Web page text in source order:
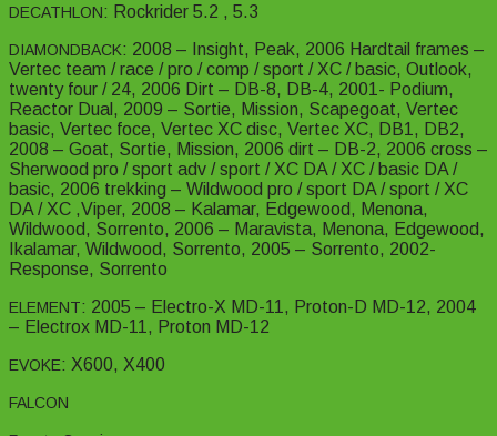
DECATHLON: Rockrider 5.2 , 5.3
DIAMONDBACK: 2008 – Insight, Peak, 2006 Hardtail frames –
Vertec team / race / pro / comp / sport / XC / basic, Outlook,
twenty four / 24, 2006 Dirt – DB-8, DB-4, 2001- Podium,
Reactor Dual, 2009 – Sortie, Mission, Scapegoat, Vertec
basic, Vertec foce, Vertec XC disc, Vertec XC, DB1, DB2,
2008 – Goat, Sortie, Mission, 2006 dirt – DB-2, 2006 cross –
Sherwood pro / sport adv / sport / XC DA / XC / basic DA /
basic, 2006 trekking – Wildwood pro / sport DA / sport / XC
DA / XC ,Viper, 2008 – Kalamar, Edgewood, Menona,
Wildwood, Sorrento, 2006 – Maravista, Menona, Edgewood,
Ikalamar, Wildwood, Sorrento, 2005 – Sorrento, 2002-
Response, Sorrento
ELEMENT: 2005 – Electro-X MD-11, Proton-D MD-12, 2004
– Electrox MD-11, Proton MD-12
EVOKE: X600, X400
FALCON